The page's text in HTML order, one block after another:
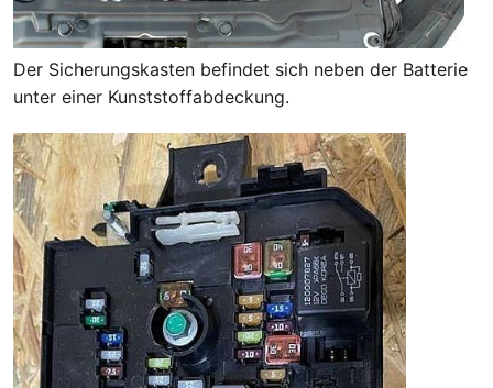
Der Sicherungskasten befindet sich neben der Batterie
unter einer Kunststoffabdeckung.